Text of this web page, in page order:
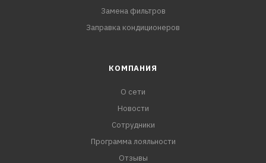
Замена фильтров
Заправка кондиционеров
КОМПАНИЯ
О сети
Новости
Сотрудники
Программа лояльности
Отзывы